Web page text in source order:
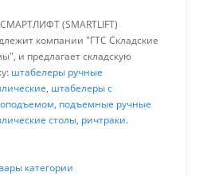
(SMARTLIFT)
компании "ГТС Складские
и предлагает складскую
штабелеры ручные
, штабелеры с
, подъемные ручные
столы, ричтраки.
категории